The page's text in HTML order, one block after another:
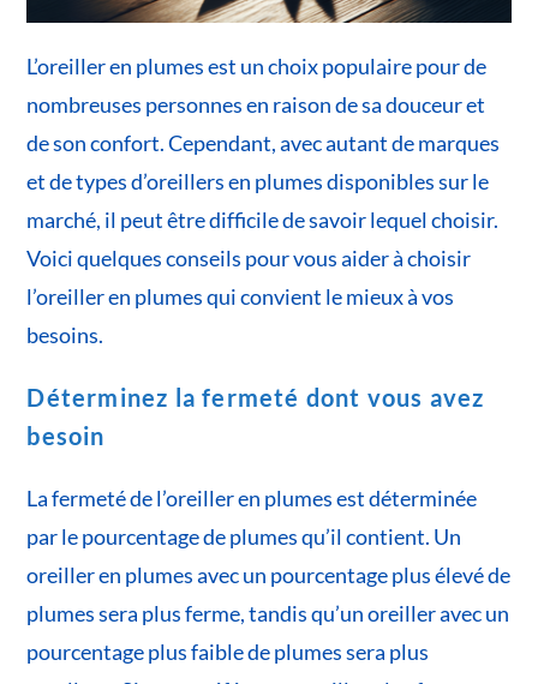
L’oreiller en plumes est un choix populaire pour de
nombreuses personnes en raison de sa douceur et
de son confort. Cependant, avec autant de marques
et de types d’oreillers en plumes disponibles sur le
marché, il peut être difficile de savoir lequel choisir.
Voici quelques conseils pour vous aider à choisir
l’oreiller en plumes qui convient le mieux à vos
besoins.
Déterminez la fermeté dont vous avez
besoin
La fermeté de l’oreiller en plumes est déterminée
par le pourcentage de plumes qu’il contient. Un
oreiller en plumes avec un pourcentage plus élevé de
plumes sera plus ferme, tandis qu’un oreiller avec un
pourcentage plus faible de plumes sera plus